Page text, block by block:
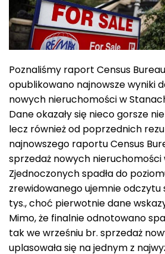
Poznaliśmy raport Census
opublikowano najnowsze wyniki
nowych nieruchomości w
Dane okazały się nieco gorsze
lecz również od poprzednich
najnowszego raportu Census
sprzedaż nowych nieruchomości
Zjednoczonych spadła do
zrewidowanego ujemnie
tys., choć pierwotnie dane
Mimo, że finalnie odnotowano
tak we wrześniu br. sprzedaż
uplasowała się na jednym z